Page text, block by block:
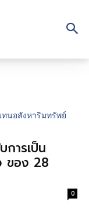
ารเป็น
ของ 28
0